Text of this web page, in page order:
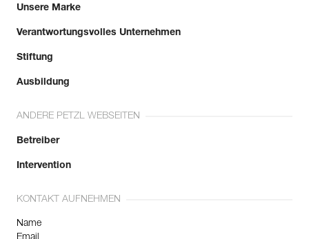
Unsere Marke
Verantwortungsvolles Unternehmen
Stiftung
Ausbildung
ANDERE PETZL WEBSEITEN
Betreiber
Intervention
KONTAKT AUFNEHMEN
Name